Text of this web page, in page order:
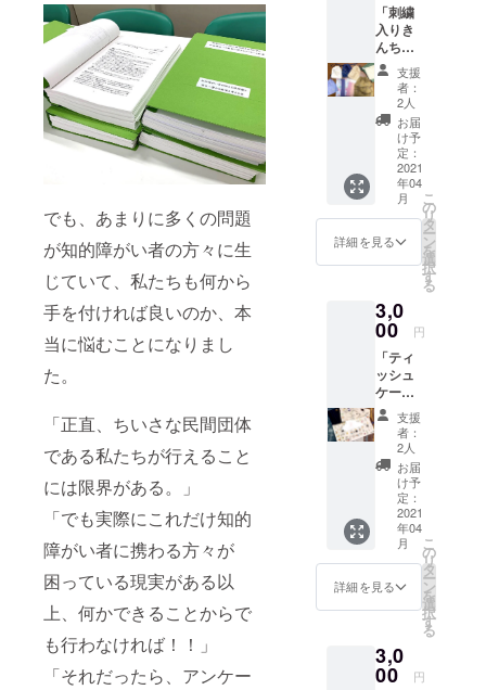
でも、あまりに多くの問題
が知的障がい者の方々に生
じていて、私たちも何から
手を付ければ良いのか、本
当に悩むことになりまし
た。
「正直、ちいさな民間団体
である私たちが行えること
には限界がある。」
「でも実際にこれだけ知的
障がい者に携わる方々が
困っている現実がある以
上、何かできることからで
も行わなければ！！」
「それだったら、アンケー
「刺繍
入りき
んちゃ
く」
「ポス
トカー
ド3枚
セッ
ト」
支援
者：
2人
お届
け予
定：
2021
年04
月
詳細を見る
こ
の
リ
タ
ー
ン
を
選
択
す
る
3,0
00 円
「ティ
ッシュ
ケー
ス」
「ポス
トカー
ド3枚
セッ
ト」
支援
者：
2人
お届
け予
定：
2021
年04
月
詳細を見る
こ
の
リ
タ
ー
ン
を
選
択
す
る
3,0
00 円